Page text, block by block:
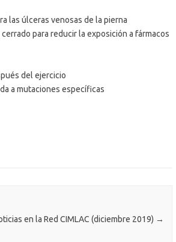
las úlceras venosas de la pierna
para reducir la exposición a fármacos
del ejercicio
a mutaciones específicas
en la Red CIMLAC (diciembre 2019) →